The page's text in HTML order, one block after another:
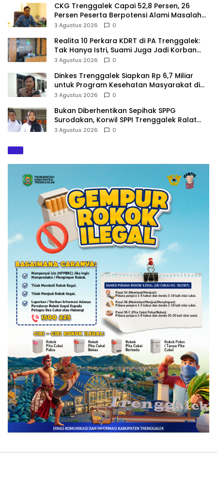
CKG Trenggalek Capai 52,8 Persen, 26
Persen Peserta Berpotensi Alami Masalah
Kejiwaan
3 Agustus 2026 0
Realita 10 Perkara KDRT di PA Trenggalek:
Tak Hanya Istri, Suami Juga Jadi Korban
Kekerasan
3 Agustus 2026 0
Dinkes Trenggalek Siapkan Rp 6,7 Miliar
untuk Program Kesehatan Masyarakat di
2027
3 Agustus 2026 0
Bukan Diberhentikan Sepihak SPPG
Surodakan, Korwil SPPI Trenggalek Ralat
Pernyataan Soal Permata Umat Tolak MBG
3 Agustus 2026 0